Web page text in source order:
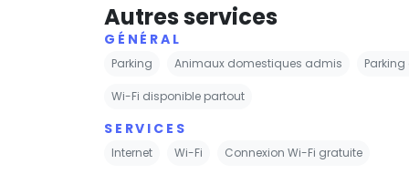
Autres services
GÉNÉRAL
Parking Animaux domestiques admis
Wi-Fi disponible partout
SERVICES
Internet Wi-Fi Connexion Wi-Fi gratuite